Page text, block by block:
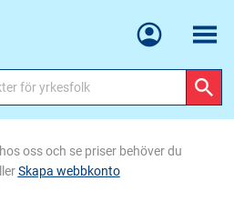
Meny
oss och se priser behöver du
Skapa webbkonto